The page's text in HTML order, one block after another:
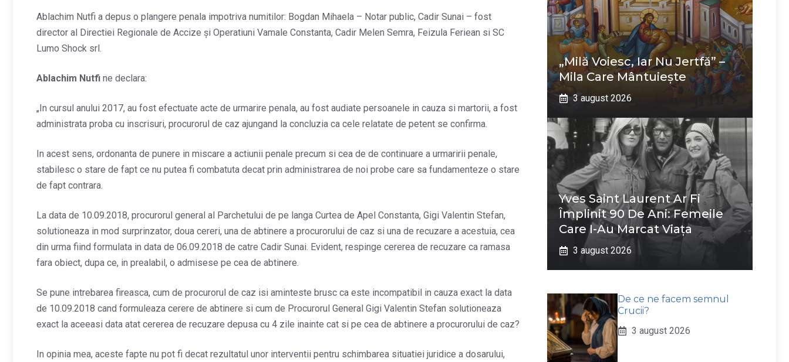
Ablachim Nutfi a depus o plangere penala impotriva numitilor: Bogdan Mihaela – Notar public, Cadir Sunai – fost
director al Directiei Regionale de Accize şi Operatiuni Vamale Constanta, Cadir Melen Semra, Feizula Feriean si SC
Lumo Shock srl.
Ablachim Nutfi ne declara:
„In cursul anului 2017, au fost efectuate acte de urmarire penala, au fost audiate persoanele in cauza si martorii, a fost
administrata proba cu inscrisuri, procurorul de caz ajungand la concluzia ca cele relatate de petent se confirma.
In acest sens, ordonanta de punere in miscare a actiunii penale precum si cea de de continuare a urmaririi penale,
stabilesc o stare de fapt ce nu putea fi combatuta decat prin administrarea de noi probe care sa fundamenteze o stare
de fapt contrara.
La data de 10.09.2018, procurorul general al Parchetului de pe langa Curtea de Apel Constanta, Gigi Valentin Stefan,
solutioneaza in mod surprinzator, doua cereri, una de abtinere a procurorului de caz si una de recuzare a acestuia, cea
din urma fiind formulata in data de 06.09.2018 de catre Cadir Sunai. Evident, respinge cererea de recuzare ca ramasa
fara obiect, dupa ce, in prealabil, o admisese pe cea de abtinere.
Se pune intrebarea fireasca, cum de procurorul de caz isi aminteste brusc ca este incompatibil in cauza exact la data
de 10.09.2018 cand formuleaza cerere de abtinere si cum de Procurorul General Gigi Valentin Stefan solutioneaza
exact la aceeasi data atat cererea de recuzare depusa cu 4 zile inainte cat si pe cea de abtinere a procurorului de caz?
In opinia mea, aceste fapte nu pot fi decat rezultatul unor interventii pentru schimbarea situatiei juridice a dosarului,
„Milă Voiesc, Iar Nu Jertfă” –
Mila Care Mântuiește
3 august 2026
Yves Saint Laurent Ar Fi
Împlinit 90 De Ani: Femeile
Care I-Au Marcat Viața
3 august 2026
De ce ne facem semnul
Crucii?
3 august 2026